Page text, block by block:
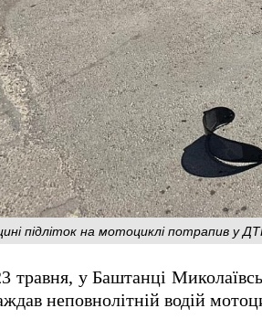
підліток на мотоциклі потрапив у
травня, у Баштанці
неповнолітній водій